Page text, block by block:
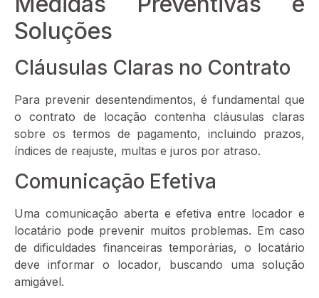
Soluções
Cláusulas Claras no Contrato
Para prevenir desentendimentos, é fundamental que
o contrato de locação contenha cláusulas claras
sobre os termos de pagamento, incluindo prazos,
índices de reajuste, multas e juros por atraso.
Comunicação Efetiva
Uma comunicação aberta e efetiva entre locador e
locatário pode prevenir muitos problemas. Em caso
de dificuldades financeiras temporárias, o locatário
deve informar o locador, buscando uma solução
amigável.